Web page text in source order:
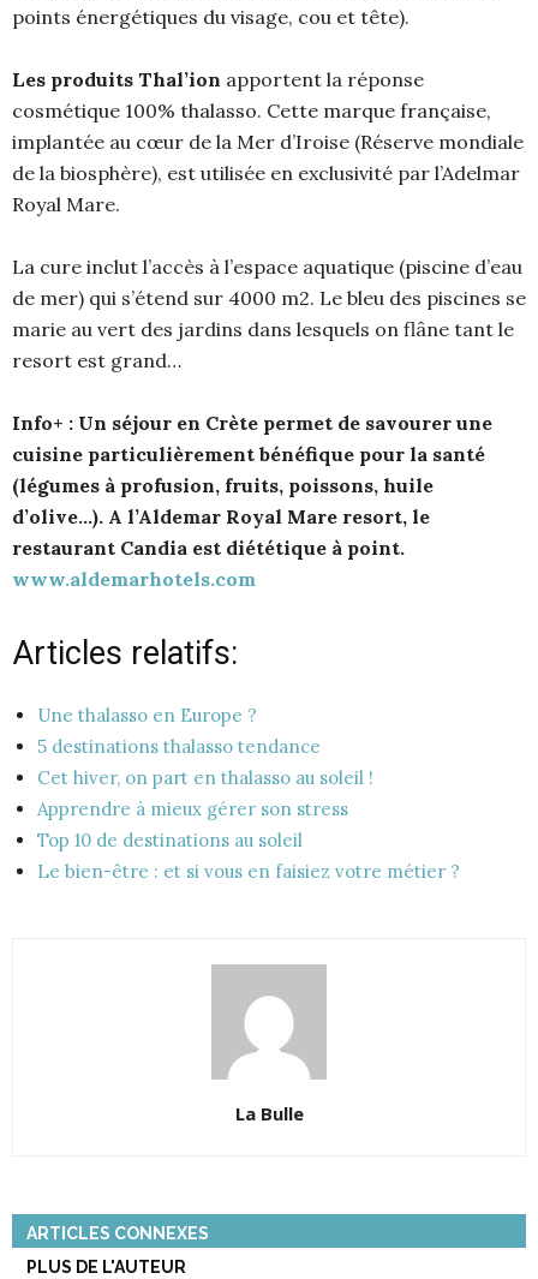
points énergétiques du visage, cou et tête).
Les produits Thal’ion apportent la réponse
cosmétique 100% thalasso. Cette marque française,
implantée au cœur de la Mer d’Iroise (Réserve mondiale
de la biosphère), est utilisée en exclusivité par l’Adelmar
Royal Mare.
La cure inclut l’accès à l’espace aquatique (piscine d’eau
de mer) qui s’étend sur 4000 m2. Le bleu des piscines se
marie au vert des jardins dans lesquels on flâne tant le
resort est grand…
Info+ : Un séjour en Crète permet de savourer une
cuisine particulièrement bénéfique pour la santé
(légumes à profusion, fruits, poissons, huile
d’olive…). A l’Aldemar Royal Mare resort, le
restaurant Candia est diététique à point.
www.aldemarhotels.com
Articles relatifs:
Une thalasso en Europe ?
5 destinations thalasso tendance
Cet hiver, on part en thalasso au soleil !
Apprendre à mieux gérer son stress
Top 10 de destinations au soleil
Le bien-être : et si vous en faisiez votre métier ?
La Bulle
ARTICLES CONNEXES
PLUS DE L'AUTEUR